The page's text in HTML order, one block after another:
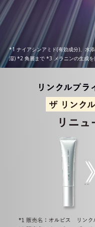
*1 ナイアシンアミド(有効成分)、水
湿) *2 角層まで *3 メラニンの生成